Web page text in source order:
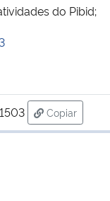
do Pibid;
Copiar
para área